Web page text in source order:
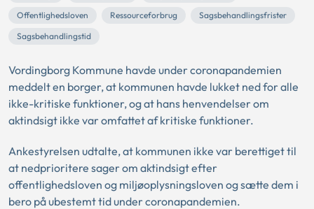
Offentlighedsloven
Ressourceforbrug
Sagsbehandlingsfrister
Sagsbehandlingstid
Vordingborg Kommune havde under coronapandemien
meddelt en borger, at kommunen havde lukket ned for alle
ikke-kritiske funktioner, og at hans henvendelser om
aktindsigt ikke var omfattet af kritiske funktioner.
Ankestyrelsen udtalte, at kommunen ikke var berettiget til
at nedprioritere sager om aktindsigt efter
offentlighedsloven og miljøoplysningsloven og sætte dem i
bero på ubestemt tid under coronapandemien.